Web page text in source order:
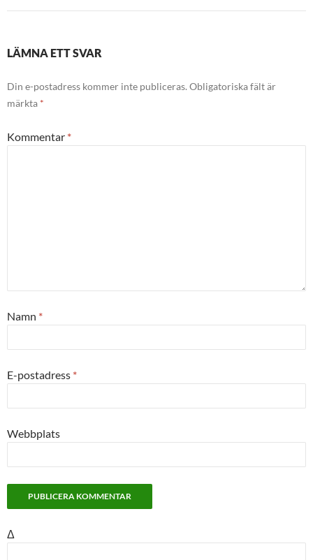
LÄMNA ETT SVAR
Din e-postadress kommer inte publiceras. Obligatoriska fält är
märkta *
Kommentar *
Namn *
E-postadress *
Webbplats
Δ